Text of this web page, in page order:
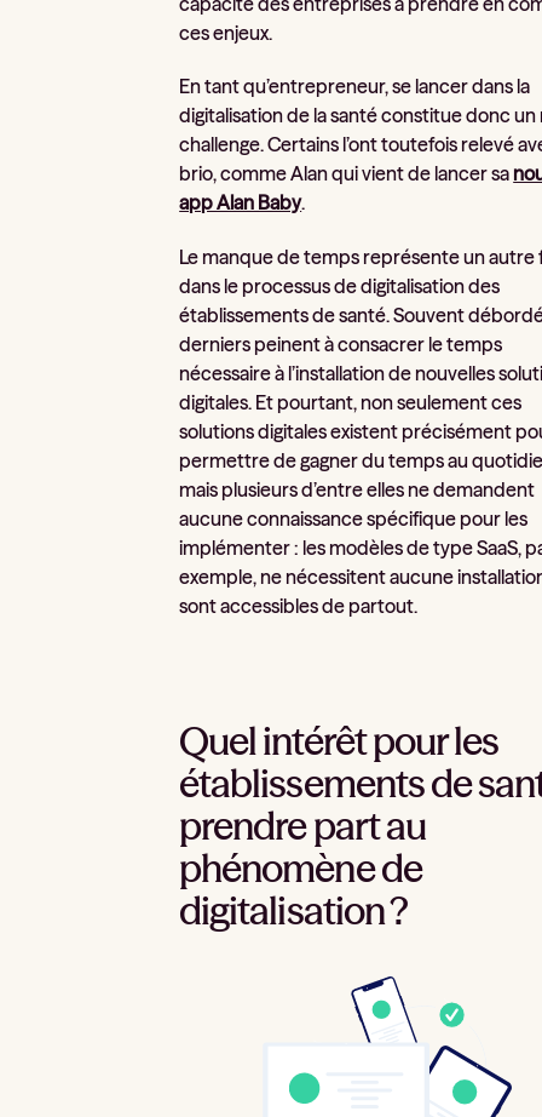
ces enjeux.
En tant qu’entrepreneur, se lancer dans la
digitalisation de la santé constitue donc un
challenge. Certains l’ont toutefois relevé
brio, comme Alan qui vient de lancer sa
app Alan Baby.
Le manque de temps représente un autre
dans le processus de digitalisation des
établissements de santé. Souvent
derniers peinent à consacrer le temps
nécessaire à l’installation de nouvelles
digitales. Et pourtant, non seulement ces
solutions digitales existent précisément
permettre de gagner du temps au
mais plusieurs d’entre elles ne demandent
aucune connaissance spécifique pour les
implémenter : les modèles de type SaaS,
exemple, ne nécessitent aucune
sont accessibles de partout.
Quel intérêt pour les
établissements de
prendre part au
phénomène de
digitalisation ?